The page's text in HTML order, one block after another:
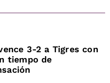
3-2 a Tigres con
tiempo de